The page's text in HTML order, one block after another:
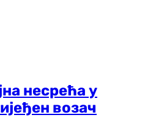
несрећа у
возач